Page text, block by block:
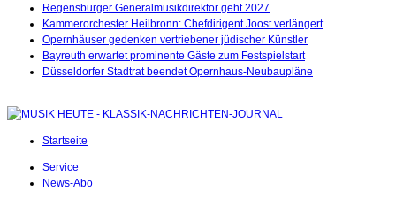
Regensburger Generalmusikdirektor geht 2027
Kammerorchester Heilbronn: Chefdirigent Joost verlängert
Opernhäuser gedenken vertriebener jüdischer Künstler
Bayreuth erwartet prominente Gäste zum Festspielstart
Düsseldorfer Stadtrat beendet Opernhaus-Neubaupläne
Startseite
Service
News-Abo